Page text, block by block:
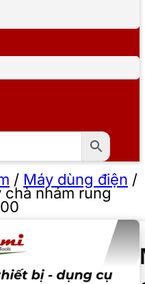
/ Máy dùng điện /
chà nhám rung